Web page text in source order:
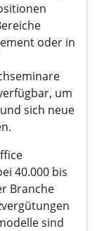
oder in
um
sich neue
40.000 bis
Branche
sind